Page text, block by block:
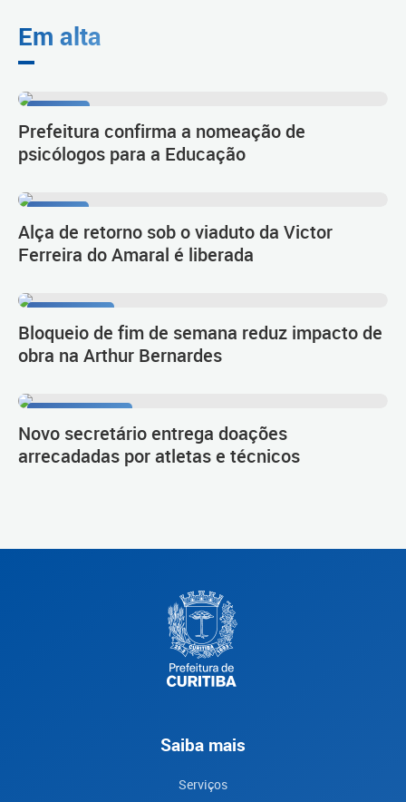
Em alta
Prefeitura confirma a nomeação de
psicólogos para a Educação
Alça de retorno sob o viaduto da Victor
Ferreira do Amaral é liberada
Bloqueio de fim de semana reduz impacto de
obra na Arthur Bernardes
Novo secretário entrega doações
arrecadadas por atletas e técnicos
Saiba mais
Serviços